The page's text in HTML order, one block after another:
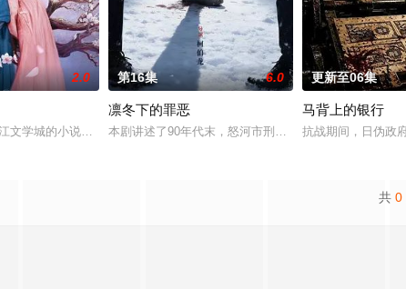
老炮儿顾炎带自己用程序员身份卧底电诈集团以求查出未婚妻离奇死亡的
2.0
文学城的小说《平阳公主》。
第16集 6.0
凛冬下的罪恶
本剧讲述了90年代末，怒河市刑侦支队在无普及监控、
更新至06集
马背上的银行
抗战期间，日伪政
共 0